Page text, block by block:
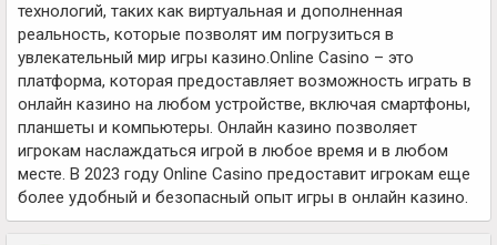
технологий, таких как виртуальная и дополненная
реальность, которые позволят им погрузиться в
увлекательный мир игры казино.Online Casino – это
платформа, которая предоставляет возможность играть в
онлайн казино на любом устройстве, включая смартфоны,
планшеты и компьютеры. Онлайн казино позволяет
игрокам наслаждаться игрой в любое время и в любом
месте. В 2023 году Online Casino предоставит игрокам еще
более удобный и безопасный опыт игры в онлайн казино.